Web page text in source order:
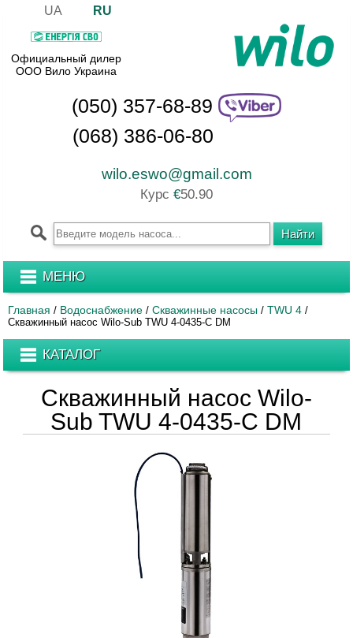
UA RU
Официальный дилер
ООО Вило Украина
(050) 357-68-89
(068) 386-06-80
wilo.eswo@gmail.com
Курс €50.90
МЕНЮ
Главная / Водоснабжение / Скважинные насосы / TWU 4 /
Скважинный насос Wilo-Sub TWU 4-0435-C DM
КАТАЛОГ
Скважинный насос Wilo-
Sub TWU 4-0435-C DM